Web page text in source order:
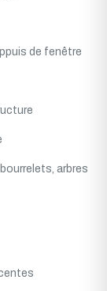
de fenêtre
arbres